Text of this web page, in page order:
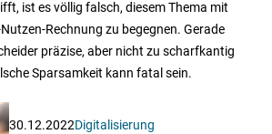
ist es völlig falsch, diesem Thema mit
Rechnung zu begegnen. Gerade
präzise, aber nicht zu scharfkantig
Sparsamkeit kann fatal sein.
30.12.2022Digitalisierung